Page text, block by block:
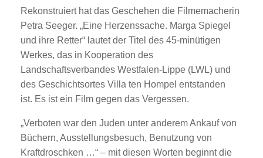
Rekonstruiert hat das Geschehen die Filmemacherin
Petra Seeger. „Eine Herzenssache. Marga Spiegel
und ihre Retter“ lautet der Titel des 45-minütigen
Werkes, das in Kooperation des
Landschaftsverbandes Westfalen-Lippe (LWL) und
des Geschichtsortes Villa ten Hompel entstanden
ist. Es ist ein Film gegen das Vergessen.
„Verboten war den Juden unter anderem Ankauf von
Büchern, Ausstellungsbesuch, Benutzung von
Kraftdroschken …“ – mit diesen Worten beginnt die